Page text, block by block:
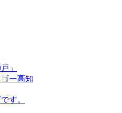
」
ー高知
す。